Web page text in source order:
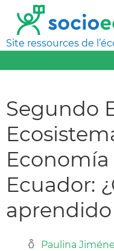
Site ressources de
Segundo
Ecuador:
aprendido
Paulina